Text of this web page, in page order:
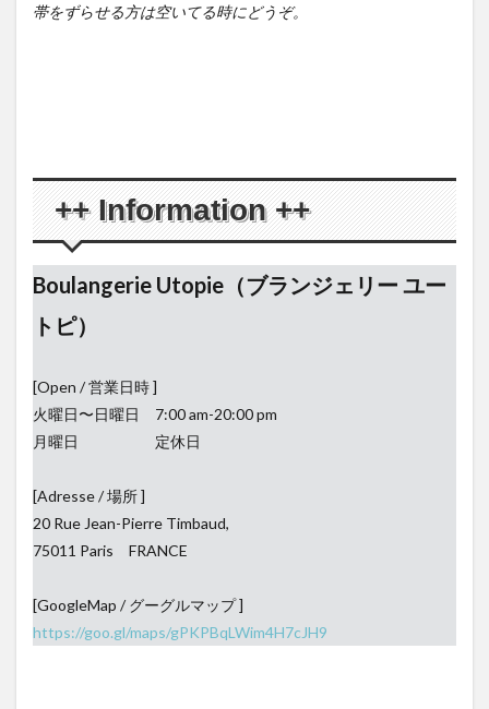
帯をずらせる方は空いてる時にどうぞ。
++ Information ++
Boulangerie Utopie（ブランジェリー ユー
トピ）
[Open / 営業日時 ]
火曜日〜日曜日 7:00 am-20:00 pm
月曜日 定休日
[Adresse / 場所 ]
20 Rue Jean-Pierre Timbaud,
75011 Paris FRANCE
[GoogleMap / グーグルマップ ]
https://goo.gl/maps/gPKPBqLWim4H7cJH9